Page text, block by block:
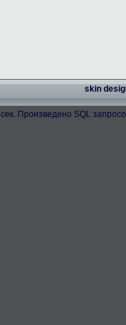
skin
сек. Произведено SQL